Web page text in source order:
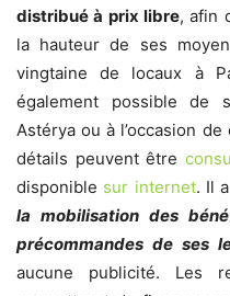
distribué à prix libre, afin
la hauteur de ses
vingtaine de locaux à
également possible de
Astérya ou à l’occasion
détails peuvent être
disponible sur internet. Il
la mobilisation des
précommandes de ses
aucune publicité. Les